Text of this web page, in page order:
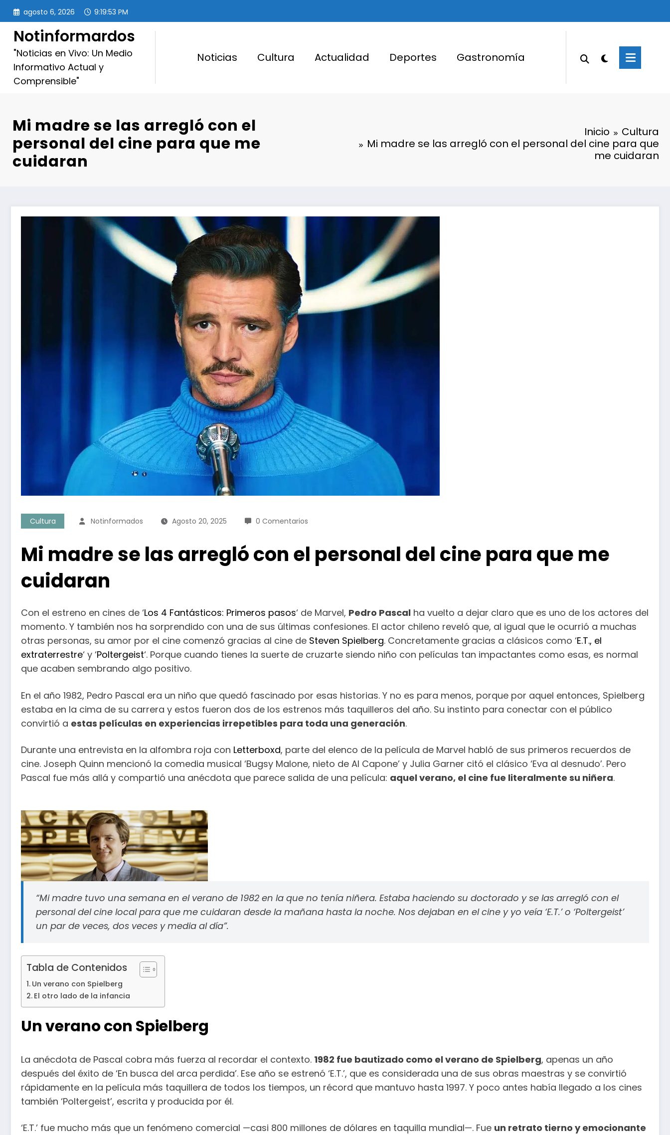
Saltar
contenido
agosto 6, 2026 9:19:54 PM
Notinformardos
"Noticias en Vivo: Un Medio
Informativo Actual y
Comprensible"
Noticias Cultura Actualidad Deportes Gastronomía
Mi madre se las arregló con el
personal del cine para que me
cuidaran
Inicio
Cultura
Mi madre se las arregló con el personal del cine para que
me cuidaran
Cultura Notinformados Agosto 20, 2025 0 Comentarios
Mi madre se las arregló con el personal del cine para que me
cuidaran
Con el estreno en cines de ‘Los 4 Fantásticos: Primeros pasos‘ de Marvel, Pedro Pascal ha vuelto a dejar claro que es uno de los actores del
momento. Y también nos ha sorprendido con una de sus últimas confesiones. El actor chileno reveló que, al igual que le ocurrió a muchas
otras personas, su amor por el cine comenzó gracias al cine de Steven Spielberg. Concretamente gracias a clásicos como ‘E.T., el
extraterrestre‘ y ‘Poltergeist‘. Porque cuando tienes la suerte de cruzarte siendo niño con películas tan impactantes como esas, es normal
que acaben sembrando algo positivo.
En el año 1982, Pedro Pascal era un niño que quedó fascinado por esas historias. Y no es para menos, porque por aquel entonces, Spielberg
estaba en la cima de su carrera y estos fueron dos de los estrenos más taquilleros del año. Su instinto para conectar con el público
convirtió a estas películas en experiencias irrepetibles para toda una generación.
Durante una entrevista en la alfombra roja con Letterboxd, parte del elenco de la película de Marvel habló de sus primeros recuerdos de
cine. Joseph Quinn mencionó la comedia musical ‘Bugsy Malone, nieto de Al Capone’ y Julia Garner citó el clásico ‘Eva al desnudo’. Pero
Pascal fue más allá y compartió una anécdota que parece salida de una película: aquel verano, el cine fue literalmente su niñera.
“Mi madre tuvo una semana en el verano de 1982 en la que no tenía niñera. Estaba haciendo su doctorado y se las arregló con el
personal del cine local para que me cuidaran desde la mañana hasta la noche. Nos dejaban en el cine y yo veía ‘E.T.’ o ‘Poltergeist’
un par de veces, dos veces y media al día”.
Tabla de Contenidos
Un verano con Spielberg
El otro lado de la infancia
Un verano con Spielberg
La anécdota de Pascal cobra más fuerza al recordar el contexto. 1982 fue bautizado como el verano de Spielberg, apenas un año
después del éxito de ‘En busca del arca perdida’. Ese año se estrenó ‘E.T.’, que es considerada una de sus obras maestras y se convirtió
rápidamente en la película más taquillera de todos los tiempos, un récord que mantuvo hasta 1997. Y poco antes había llegado a los cines
también ‘Poltergeist’, escrita y producida por él.
‘E.T.’ fue mucho más que un fenómeno comercial —casi 800 millones de dólares en taquilla mundial—. Fue un retrato tierno y emocionante